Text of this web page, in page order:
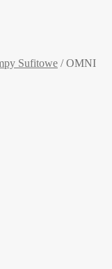
Sufitowe /OMNI